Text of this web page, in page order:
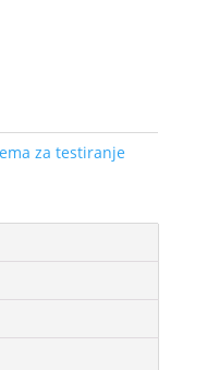
za testiranje